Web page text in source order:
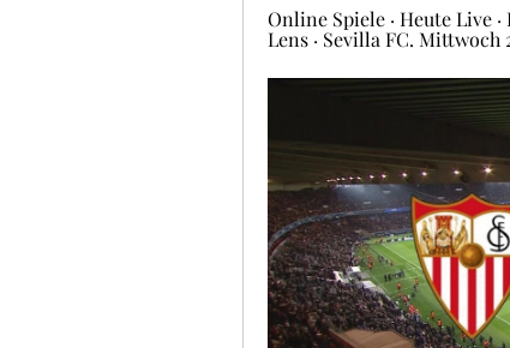
Online Spiele · Heute Live ·
Lens · Sevilla FC. Mittwoch